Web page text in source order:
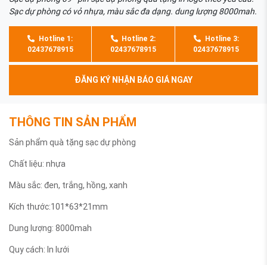
Sạc dự phòng có vỏ nhựa, màu sắc đa dạng. dung lượng 8000mah.
Hotline 1:
02437678915
Hotline 2:
02437678915
Hotline 3:
02437678915
ĐĂNG KÝ NHẬN BÁO GIÁ NGAY
THÔNG TIN SẢN PHẨM
Sản phẩm quà tặng sạc dự phòng
Chất liệu: nhựa
Màu sắc: đen, trắng, hồng, xanh
Kích thước:101*63*21mm
Dung lượng: 8000mah
Quy cách: In lưới